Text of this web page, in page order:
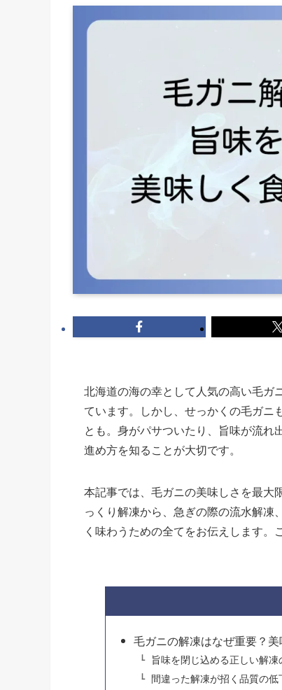
北海道の海の幸として人気の高い毛ガ
ています。しかし、せっかくの毛ガニ
とも。身がパサついたり、旨味が流れ
進め方を知ることが大切です。
本記事では、毛ガニの美味しさを最大
っくり解凍から、急ぎの際の流水解凍
く味わうための全てをお伝えします。
毛ガニの解凍はなぜ重要？
旨味を閉じ込める正しい解凍
間違った解凍が招く品質の低